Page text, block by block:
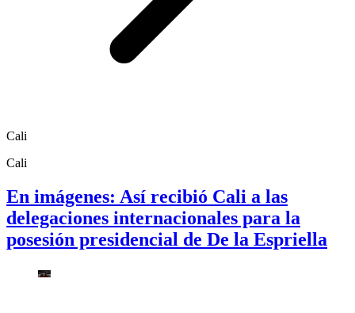
Cali
Cali
En imágenes: Así recibió Cali a las
delegaciones internacionales para la
posesión presidencial de De la Espriella